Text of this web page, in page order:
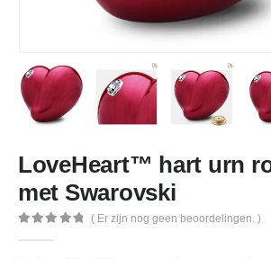
LoveHeart™ hart urn
met Swarovski
( Er zijn nog geen beoordelingen. )